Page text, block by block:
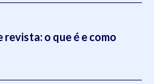
o que é e como